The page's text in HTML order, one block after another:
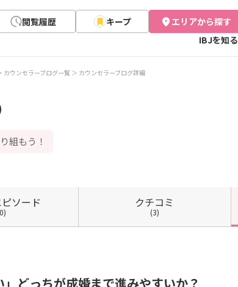
閲覧履歴 キープ エリアから探す
IBJを知る
カウンセラーブログ一覧 カウンセラーブログ詳細
組もう！
ソード クチコミ
(3)
どっちが成婚まで進みやすいか？